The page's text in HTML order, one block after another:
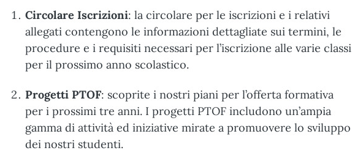
Circolare Iscrizioni: la circolare per le iscrizioni e i relativi
allegati contengono le informazioni dettagliate sui termini, le
procedure e i requisiti necessari per l’iscrizione alle varie classi
per il prossimo anno scolastico.
Progetti PTOF: scoprite i nostri piani per l’offerta formativa
per i prossimi tre anni. I progetti PTOF includono un’ampia
gamma di attività ed iniziative mirate a promuovere lo sviluppo
dei nostri studenti.